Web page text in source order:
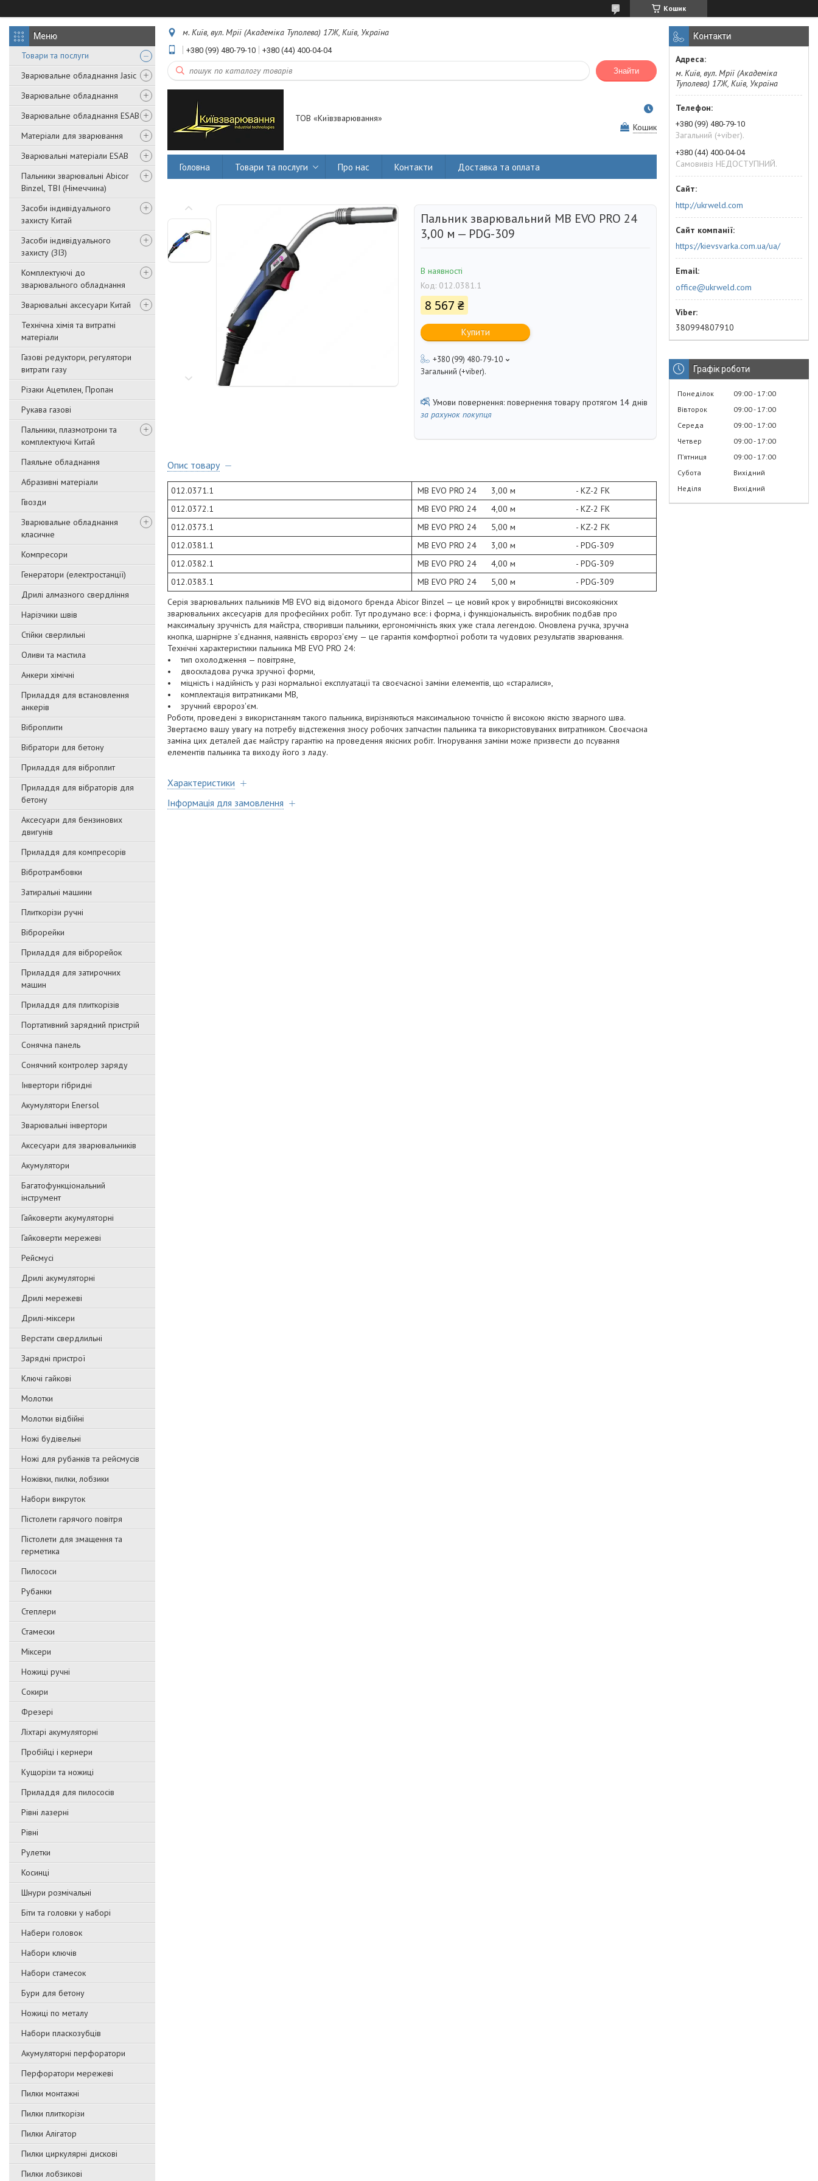
Кошик
Товари та послуги
Зварювальне обладнання Jasic
Зварювальне обладнання
Зварювальне обладнання ESAB
Матеріали для зварювання
Зварювальні матеріали ESAB
Пальники зварювальні Abicor
Binzel, TBI (Німеччина)
Засоби індивідуального
захисту Китай
Засоби індивідуального
захисту (ЗІЗ)
Комплектуючі до
зварювального обладнання
Зварювальні аксесуари Китай
Технічна хімія та витратні
матеріали
Газові редуктори, регулятори
витрати газу
Різаки Ацетилен, Пропан
Рукава газові
Пальники, плазмотрони та
комплектуючі Китай
Паяльне обладнання
Абразивні матеріали
Гвозди
Зварювальне обладнання
класичне
Компресори
Генератори (електростанції)
Дрилі алмазного свердління
Нарізчики швів
Стійки сверлильні
Оливи та мастила
Анкери хімічні
Приладдя для встановлення
анкерів
Віброплити
Вібратори для бетону
Приладдя для віброплит
Приладдя для вібраторів для
бетону
Аксесуари для бензинових
двигунів
Приладдя для компресорів
Вібротрамбовки
Затиральні машини
Плиткорізи ручні
Віброрейки
Приладдя для віброрейок
Приладдя для затирочниx
машин
Приладдя для плиткорізів
Портативний зарядний пристрій
Сонячна панель
Сонячний контролер заряду
Інвертори гібридні
Акумулятори Enersol
Зварювальні інвертори
Аксесуари для зварювальників
Акумулятори
Багатофункціональний
інструмент
Гайковерти акумуляторні
Гайковерти мережеві
Рейсмусі
Дрилі акумуляторні
Дрилі мережеві
Дрилі-міксери
Верстати свердлильні
Зарядні пристрої
Ключі гайкові
Молотки
Молотки відбійні
Ножі будівельні
Ножі для рубанків та рейсмусів
Ножівки, пилки, лобзики
Набори викруток
Пістолети гарячого повітря
Пістолети для змащення та
герметика
Пилососи
Рубанки
Степлери
Стамески
Міксери
Ножиці ручні
Сокири
Фрезері
Ліхтарі акумуляторні
Пробійці і кернери
Кущорізи та ножиці
Приладдя для пилососів
Рівні лазерні
Рівні
Рулетки
Косинці
Шнури розмічальні
Біти та головки у наборі
Набери головок
Набори ключів
Набори стамесок
Бури для бетону
Ножиці по металу
Набори пласкозубців
Акумуляторні перфоратори
Перфоратори мережеві
Пилки монтажні
Пилки плиткорізи
Пилки Алігатор
Пилки циркулярні дискові
Пилки лобзикові
м. Київ, вул. Мрії (Академіка Туполева) 17Ж, Київ, Україна
+380 (99) 480-79-10 +380 (44) 400-04-04
Знайти
ТОВ «Київзварювання»
Кошик
Головна Товари та послуги Про нас Контакти Доставка та оплата
Пальник зварювальний MB EVO PRO 24
3,00 м — PDG-309
В наявності
Код: 012.0381.1
8 567 ₴
Купити
+380 (99) 480-79-10
Загальний (+viber).
повернення товару протягом 14 днів
за рахунок покупця
Опис товару
012.0371.1
MB EVO PRO 24 3,00 м - KZ-2 FK
012.0372.1
MB EVO PRO 24 4,00 м - KZ-2 FK
012.0373.1
MB EVO PRO 24 5,00 м - KZ-2 FK
012.0381.1
MB EVO PRO 24 3,00 м - PDG-309
012.0382.1
MB EVO PRO 24 4,00 м - PDG-309
012.0383.1
MB EVO PRO 24 5,00 м - PDG-309
Серія зварювальних пальників MB EVO від відомого бренда Abicor Binzel — це новий крок у виробництві високоякісних
зварювальних аксесуарів для професійних робіт. Тут продумано все: і форма, і функціональність. виробник подбав про
максимальну зручність для майстра, створивши пальники, ергономічність яких уже стала легендою. Оновлена ручка, зручна
кнопка, шарнірне з'єднання, наявність євророз'єму — це гарантія комфортної роботи та чудових результатів зварювання.
Технічні характеристики пальника MB EVO PRO 24:
• тип охолодження — повітряне,
• двоскладова ручка зручної форми,
• міцність і надійність у разі нормальної експлуатації та своєчасної заміни елементів, що «старалися»,
• комплектація витратниками MB,
• зручний євророз'єм.
Роботи, проведені з використанням такого пальника, вирізняються максимальною точністю й високою якістю зварного шва.
Звертаємо вашу увагу на потребу відстеження зносу робочих запчастин пальника та використовуваних витратником. Своєчасна
заміна цих деталей дає майстру гарантію на проведення якісних робіт. Ігнорування заміни може призвести до псування
елементів пальника та виходу його з ладу.
Характеристики
Інформація для замовлення
Контакти
м. Київ, вул. Мрії (Академіка
Туполева) 17Ж, Київ, Україна
+380 (99) 480-79-10
Загальний (+viber).
+380 (44) 400-04-04
Самовивіз НЕДОСТУПНИЙ.
http://ukrweld.com
https://kievsvarka.com.ua/ua/
office@ukrweld.com
380994807910
Графік роботи
Понеділок 09:00 17:00
Вівторок
09:00 17:00
Середа
09:00 17:00
Четвер
09:00 17:00
Пʼятниця
09:00 17:00
Субота
Вихідний
Неділя
Вихідний